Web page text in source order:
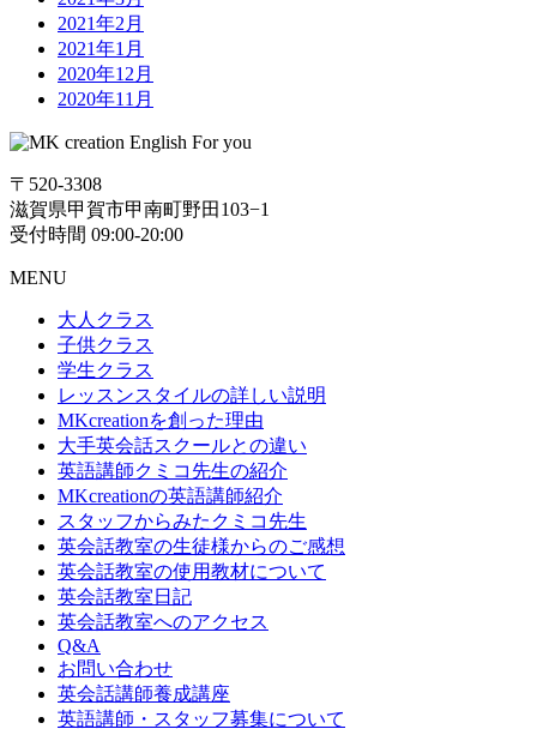
2021年2月
2021年1月
2020年12月
2020年11月
〒520-3308
滋賀県甲賀市甲南町野田103−1
受付時間 09:00-20:00
MENU
大人クラス
子供クラス
学生クラス
レッスンスタイルの詳しい説明
MKcreationを創った理由
大手英会話スクールとの違い
英語講師クミコ先生の紹介
MKcreationの英語講師紹介
スタッフからみたクミコ先生
英会話教室の生徒様からのご感想
英会話教室の使用教材について
英会話教室日記
英会話教室へのアクセス
Q&A
お問い合わせ
英会話講師養成講座
英語講師・スタッフ募集について